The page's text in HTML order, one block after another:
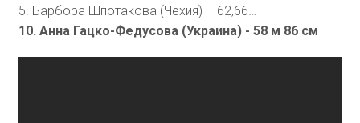
5. Барбора Шпотакова (Чехия) – 62,66…
10. Анна Гацко-Федусова (Украина) - 58 м 86 см